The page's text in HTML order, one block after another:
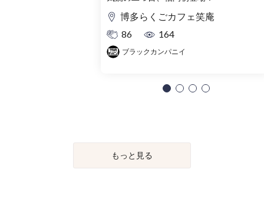
博多らくごカフェ笑庵
86
164
ブラックカンパニイ
もっと見る